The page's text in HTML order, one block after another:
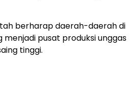
berharap daerah-daerah di
pusat produksi unggas
tinggi.